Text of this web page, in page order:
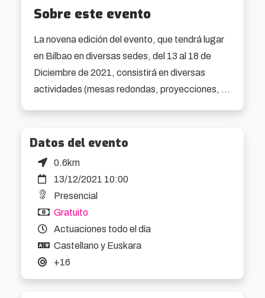
Sobre este evento
La novena edición del evento, que tendrá lugar
en Bilbao en diversas sedes, del 13 al 18 de
Diciembre de 2021, consistirá en diversas
actividades (mesas redondas, proyecciones,
relacionadas con el tema que vertebra el
festival, con invitados especializados, ejemplos
afianzados y nuevos talentos, teóricos y
creadores, que representan las múltiples
de la red como fuente de inspiración y agente
Datos del evento
0.6km
13/12/2021 10:00
Presencial
Gratuito
Actuaciones todo el día
Castellano y Euskara
+16